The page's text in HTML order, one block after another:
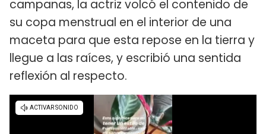
campanas, la actriz volcó el contenido de
su copa menstrual en el interior de una
maceta para que esta repose en la tierra y
llegue a las raíces, y escribió una sentida
reflexión al respecto.